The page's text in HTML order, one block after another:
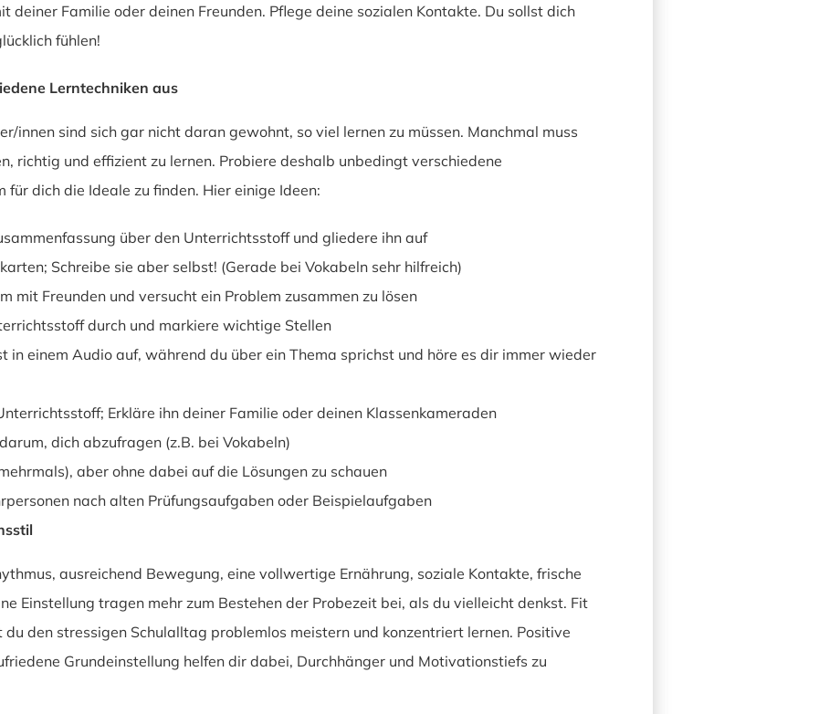
deiner Familie oder deinen Freunden. Pflege deine sozialen Kontakte. Du sollst dich
fühlen!
Lerntechniken aus
innen sind sich gar nicht daran gewohnt, so viel lernen zu müssen. Manchmal muss
richtig und effizient zu lernen. Probiere deshalb unbedingt verschiedene
für dich die Ideale zu finden. Hier einige Ideen:
über den Unterrichtsstoff und gliedere ihn auf
Schreibe sie aber selbst! (Gerade bei Vokabeln sehr hilfreich)
mit Freunden und versucht ein Problem zusammen zu lösen
durch und markiere wichtige Stellen
in einem Audio auf, während du über ein Thema sprichst und höre es dir immer wieder
Erkläre ihn deiner Familie oder deinen Klassenkameraden
dich abzufragen (z.B. bei Vokabeln)
aber ohne dabei auf die Lösungen zu schauen
nach alten Prüfungsaufgaben oder Beispielaufgaben
ausreichend Bewegung, eine vollwertige Ernährung, soziale Kontakte, frische
Einstellung tragen mehr zum Bestehen der Probezeit bei, als du vielleicht denkst. Fit
du den stressigen Schulalltag problemlos meistern und konzentriert lernen. Positive
Grundeinstellung helfen dir dabei, Durchhänger und Motivationstiefs zu